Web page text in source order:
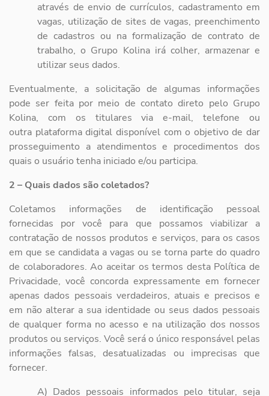
através de envio de currículos, cadastramento em
vagas, utilização de sites de vagas, preenchimento
de cadastros ou na formalização de contrato de
trabalho, o Grupo Kolina irá colher, armazenar e
utilizar seus dados.
Eventualmente, a solicitação de algumas informações
pode ser feita por meio de contato direto pelo Grupo
Kolina, com os titulares via e-mail, telefone ou
outra plataforma digital disponível com o objetivo de dar
prosseguimento a atendimentos e procedimentos dos
quais o usuário tenha iniciado e/ou participa.
2 – Quais dados são coletados?
Coletamos informações de identificação pessoal
fornecidas por você para que possamos viabilizar a
contratação de nossos produtos e serviços, para os casos
em que se candidata a vagas ou se torna parte do quadro
de colaboradores. Ao aceitar os termos desta Política de
Privacidade, você concorda expressamente em fornecer
apenas dados pessoais verdadeiros, atuais e precisos e
em não alterar a sua identidade ou seus dados pessoais
de qualquer forma no acesso e na utilização dos nossos
produtos ou serviços. Você será o único responsável pelas
informações falsas, desatualizadas ou imprecisas que
fornecer.
A) Dados pessoais informados pelo titular, seja